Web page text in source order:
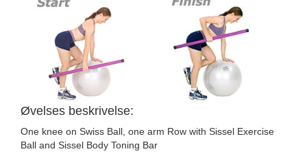
Øvelses beskrivelse:
One knee on Swiss Ball, one arm Row with Sissel Exercise
Ball and Sissel Body Toning Bar